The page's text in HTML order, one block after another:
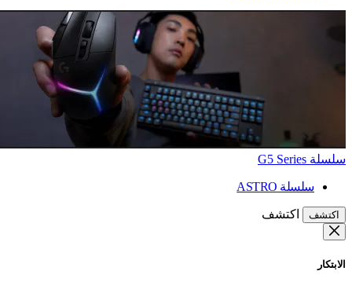
سلسلة G5 Series
سلسلة ASTRO
اكتشف اكتشف
الابتكار